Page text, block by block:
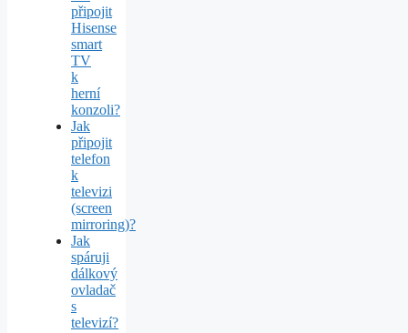
připojit
Hisense
smart
TV
k
herní
konzoli?
Jak
připojit
telefon
k
televizi
(screen
mirroring)?
Jak
spáruji
dálkový
ovladač
s
televizí?